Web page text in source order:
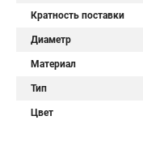
Кратность поставки
Диаметр
Материал
Тип
Цвет